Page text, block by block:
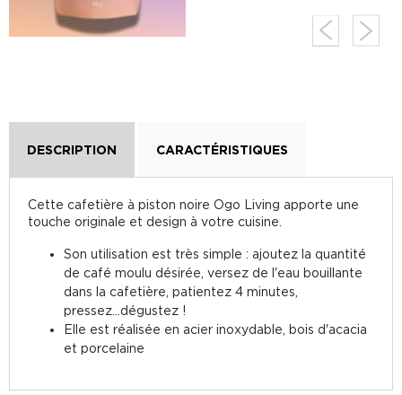
DESCRIPTION CARACTÉRISTIQUES
Cette cafetière à piston noire Ogo Living apporte une
touche originale et design à votre cuisine.
Son utilisation est très simple : ajoutez la quantité
de café moulu désirée, versez de l'eau bouillante
dans la cafetière, patientez 4 minutes,
pressez...dégustez !
Elle est réalisée en acier inoxydable, bois d'acacia
et porcelaine